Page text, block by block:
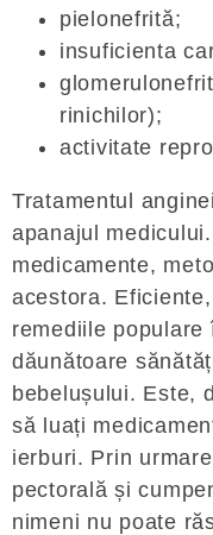
pielonefrită;
insuficienta
rinichilor);
activitate
Tratamentul
apanajul
medicamente,
acestora.
remediile
dăunătoare
bebelușului. Este,
să luați
ierburi. Prin
pectorală și
nimeni nu poate